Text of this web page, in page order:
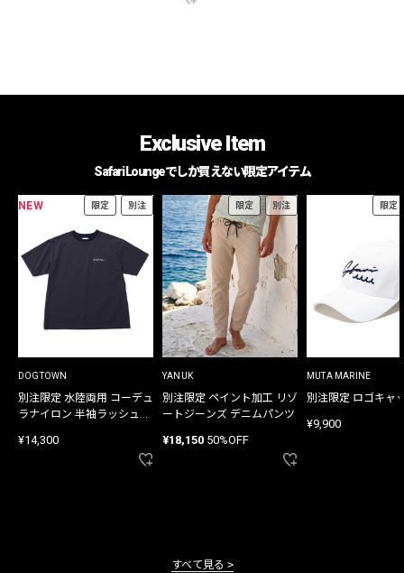
Exclusive Item
Safari Loungeでしか買えない限定アイテム
NEW 限定 別注
DOGTOWN
別注限定 水陸両用 コーデュ
ラナイロン 半袖ラッシュガ
¥14,300
限定 別注
YANUK
別注限定 ペイント加工 リゾ
ートジーンズ デニムパンツ
¥18,150 50%OFF
限定
MUTA MARINE
別注限定 ロゴキャ
¥9,900
すべて見る